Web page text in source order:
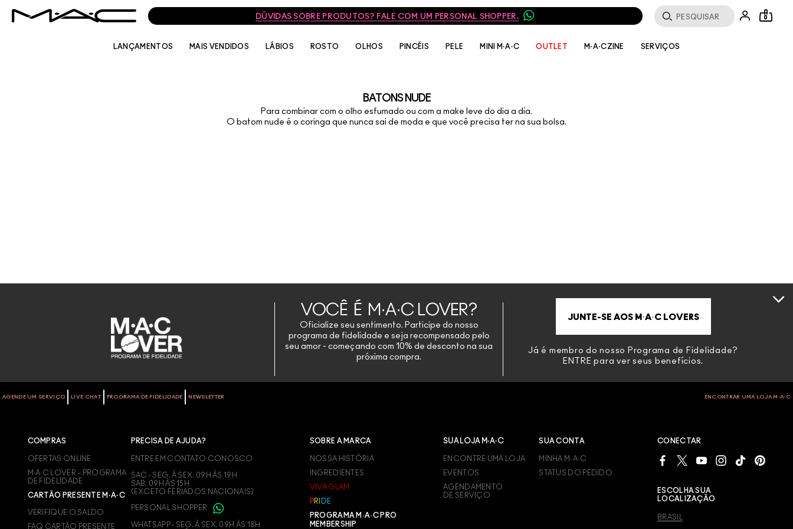
DÚVIDAS SOBRE PRODUTOS? FALE COM UM PERSONAL SHOPPER. 0
LANÇAMENTOS MAIS VENDIDOS LÁBIOS ROSTO OLHOS PINCÉIS PELE MINI M·A·C OUTLET M·A·CZINE SERVIÇOS
BATONS NUDE
Para combinar com o olho esfumado ou com a make leve do dia a dia.
O batom nude é o coringa que nunca sai de moda e que você precisa ter na sua bolsa.
VOCÊ É M·A·C LOVER?
Oficialize seu sentimento. Participe do nosso
programa de fidelidade e seja recompensado pelo
seu amor - começando com 10% de desconto na sua
próxima compra.
JUNTE-SE AOS M·A·C LOVERS
Já é membro do nosso Programa de Fidelidade?
ENTREpara ver seus benefícios.
AGENDE UM SERVIÇO LIVE CHAT PROGRAMA DE FIDELIDADE NEWSLETTER ENCONTRAR UMA LOJA M∙A∙C
COMPRAS
OFERTAS ONLINE
M∙A∙C LOVER – PROGRAMA
DE FIDELIDADE
CARTÃO PRESENTE M·A·C
VERIFIQUE O SALDO
FAQ CARTÃO PRESENTE
PRECISA DE AJUDA?
ENTRE EM CONTATO CONOSCO
SAC - SEG. À SEX. 09H ÀS 19H
SAB. 09H ÀS 15H
(EXCETO FERIADOS NACIONAIS)
PERSONAL SHOPPER
WHATSAPP - SEG. À SEX. 09H ÀS 18H
SOBRE A MARCA
NOSSA HISTÓRIA
INGREDIENTES
VIVA GLAM
PR D E
PROGRAMA M·A·C PRO
MEMBERSHIP
SUA LOJA M·A·C
ENCONTRE UMA LOJA
EVENTOS
AGENDAMENTO
DE SERVIÇO
SUA CONTA
MINHA M·A·C
STATUS DO PEDIDO
CONECTAR
ESCOLHA SUA
LOCALIZAÇÃO
BRASIL